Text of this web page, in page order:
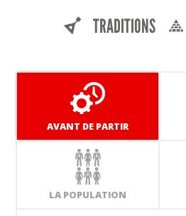
TRADITIONS
AVANT DE PARTIR
LA POPULATION